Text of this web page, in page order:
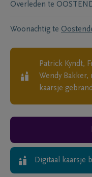
Overleden te
Woonachtig te
Patrick Kyndt,
Wendy
kaarsje
Digitaal kaarsje